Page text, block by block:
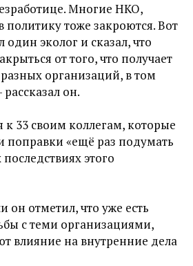
Многие НКО,
политику тоже закроются. Вот
один эколог и сказал, что
от того, что получает
организаций, в том
он.
к 33 своим коллегам, которые
поправки «ещё раз подумать
этого
он отметил, что уже есть
с теми организациями,
влияние на внутренние дела